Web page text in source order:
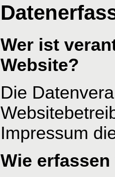
Wer ist
Website?
Die
Impressum
Wie